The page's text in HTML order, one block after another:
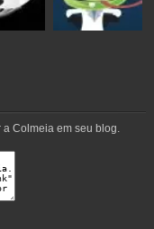
Colmeia em seu blog.